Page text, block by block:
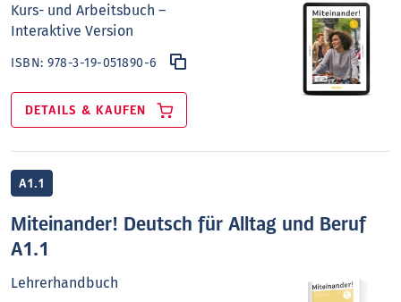
Kurs- und Arbeitsbuch –
Interaktive Version
ISBN:978-3-19-051890-6
DETAILS & KAUFEN
A1.1
Miteinander! Deutsch für Alltag und Beruf
A1.1
Lehrerhandbuch